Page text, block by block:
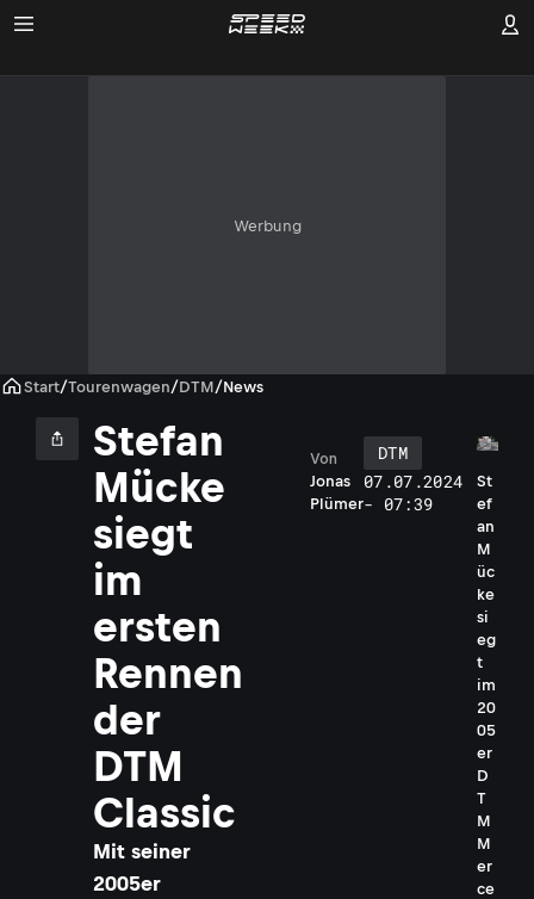
Werbung
Start/Tourenwagen/DTM/News
Stefan
Mücke
siegt
im
ersten
Rennen
der
DTM
Classic
Mit seiner
2005er
Jonas
Plümer
Von
DTM
07.07.2024
- 07:39
St
ef
an
M
üc
ke
si
eg
t
im
20
05
er
D
T
M
M
er
ce